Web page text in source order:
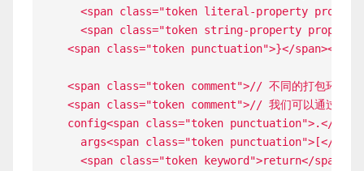
<span class="token literal-property
<span class="token string-property
<span class="token punctuation">}</
<span class="token comment">// 不同的打包环境下
<span class="token comment">// 我们可以通过插件
config<span class="token punctuation">.</
args<span class="token punctuation">[</
<span class="token keyword">return</span>